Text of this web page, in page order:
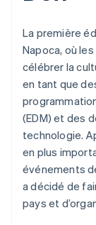
La première
Napoca, où
célébrer la
en tant que
(EDM) et des
technologie.
en plus
événements
a décidé de
pays et